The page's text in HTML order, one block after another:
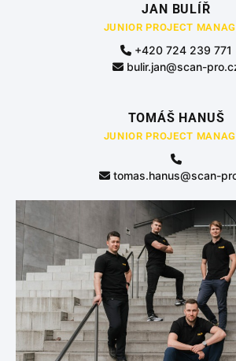
JAN BULÍŘ
JUNIOR PROJECT
+420 724 239 771
bulir.jan@scan-
TOMÁŠ HANUŠ
JUNIOR PROJECT
tomas.hanus@scan-